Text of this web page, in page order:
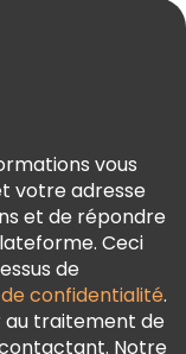
vous
votre adresse
et de répondre
Ceci
de
confidentialité.
au traitement de
Notre